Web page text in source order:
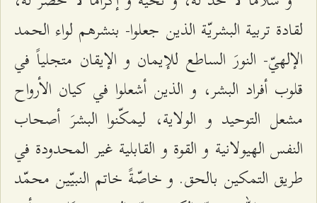
لقادة تربية البشريّة الذين جعلوا- بنشرهم لواء الحمد
الإلهيّ- النورَ الساطع للإيمان و الإيقان متجلياً في
قلوب أفراد البشر، و الذين أشعلوا في كيان الأرواح
مشعل التوحيد و الولاية، ليمكّنوا البشرَ أصحاب
النفس الهيولانية و القوة و القابلية غير المحدودة في
طريق التمكين بالحق. و خاصّةً خاتم النبيّين محمّد